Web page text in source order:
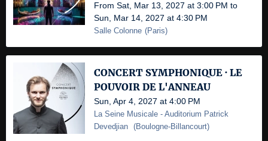
From Sat, Mar 13, 2027 at 3:00 PM to
Sun, Mar 14, 2027 at 4:30 PM
Salle Colonne (Paris)
CONCERT SYMPHONIQUE · LE
POUVOIR DE L'ANNEAU
Sun, Apr 4, 2027 at 4:00 PM
La Seine Musicale - Auditorium Patrick
Devedjian (Boulogne-Billancourt)